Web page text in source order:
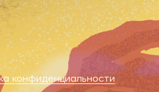
конфиденциальности